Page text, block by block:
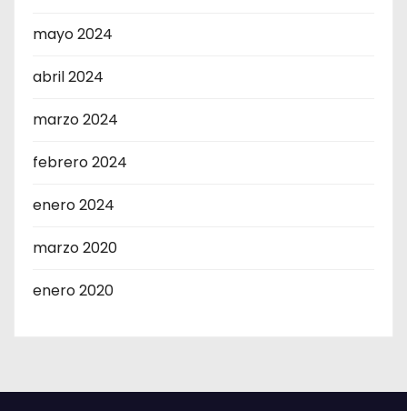
mayo 2024
abril 2024
marzo 2024
febrero 2024
enero 2024
marzo 2020
enero 2020